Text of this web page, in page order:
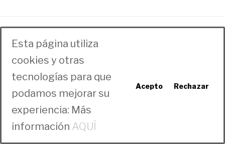
Esta página utiliza
cookies y otras
tecnologías para que
podamos mejorar su
experiencia: Más
información AQUÍ
Acepto Rechazar